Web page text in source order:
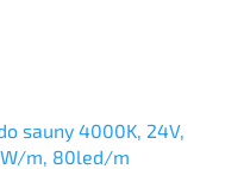
sauny 4000K, 24V,
m, 80led/m